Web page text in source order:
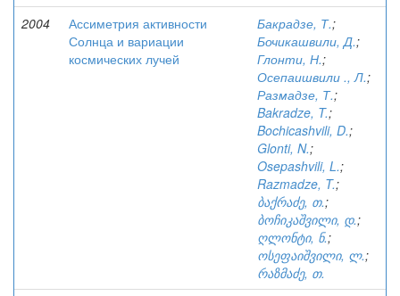
2004
Ассиметрия активности
Солнца и вариации
космических лучей
Бакрадзе, Т.;
Бочикашвили, Д.;
Глонти, Н.;
Осепаишвили ., Л.;
Размадзе, Т.;
Bakradze, T.;
Bochicashvili, D.;
Glonti, N.;
Osepashvili, L.;
Razmadze, T.;
ბაქრაძე, თ.;
ბოჩიკაშვილი, დ.;
ღლონტი, ნ.;
ოსეფაიშვილი, ლ.;
რაზმაძე, თ.